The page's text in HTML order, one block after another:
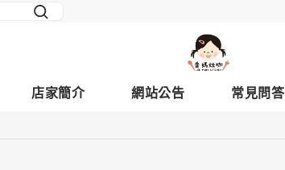
店家簡介 網站公告 常見問答